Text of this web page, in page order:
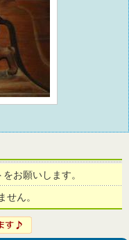
お願いします。
ん。